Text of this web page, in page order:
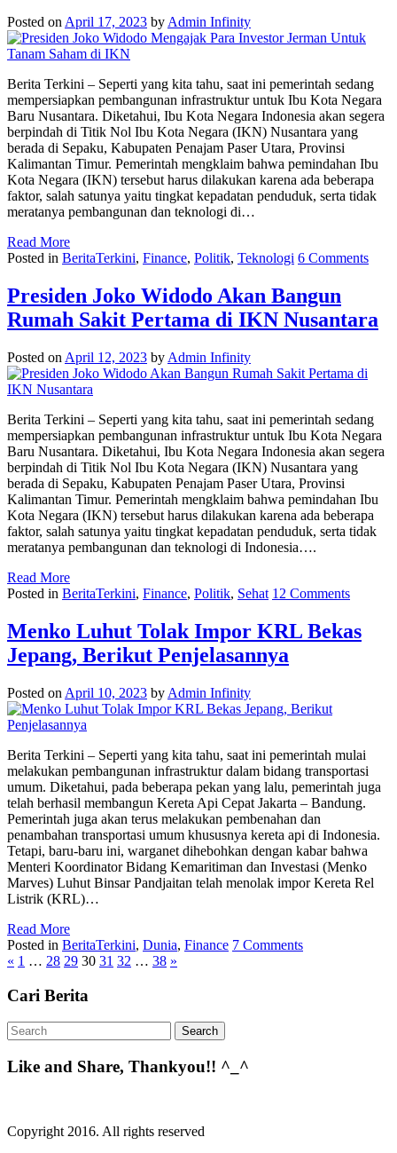
Posted onApril 17, 2023 byAdmin Infinity
Berita Terkini – Seperti yang kita tahu, saat ini pemerintah sedang
mempersiapkan pembangunan infrastruktur untuk Ibu Kota Negara
Baru Nusantara. Diketahui, Ibu Kota Negara Indonesia akan segera
berpindah di Titik Nol Ibu Kota Negara (IKN) Nusantara yang
berada di Sepaku, Kabupaten Penajam Paser Utara, Provinsi
Kalimantan Timur. Pemerintah mengklaim bahwa pemindahan Ibu
Kota Negara (IKN) tersebut harus dilakukan karena ada beberapa
faktor, salah satunya yaitu tingkat kepadatan penduduk, serta tidak
meratanya pembangunan dan teknologi di…
Read More
Posted in BeritaTerkini, Finance, Politik, Teknologi 6 Comments
Presiden Joko Widodo Akan Bangun
Rumah Sakit Pertama di IKN Nusantara
Posted on April 12, 2023 by Admin Infinity
Berita Terkini – Seperti yang kita tahu, saat ini pemerintah sedang
mempersiapkan pembangunan infrastruktur untuk Ibu Kota Negara
Baru Nusantara. Diketahui, Ibu Kota Negara Indonesia akan segera
berpindah di Titik Nol Ibu Kota Negara (IKN) Nusantara yang
berada di Sepaku, Kabupaten Penajam Paser Utara, Provinsi
Kalimantan Timur. Pemerintah mengklaim bahwa pemindahan Ibu
Kota Negara (IKN) tersebut harus dilakukan karena ada beberapa
faktor, salah satunya yaitu tingkat kepadatan penduduk, serta tidak
meratanya pembangunan dan teknologi di Indonesia….
Read More
Posted in BeritaTerkini, Finance, Politik, Sehat 12 Comments
Menko Luhut Tolak Impor KRL Bekas
Jepang, Berikut Penjelasannya
Posted on April 10, 2023 by Admin Infinity
Berita Terkini – Seperti yang kita tahu, saat ini pemerintah mulai
melakukan pembangunan infrastruktur dalam bidang transportasi
umum. Diketahui, pada beberapa pekan yang lalu, pemerintah juga
telah berhasil membangun Kereta Api Cepat Jakarta – Bandung.
Pemerintah juga akan terus melakukan pembenahan dan
penambahan transportasi umum khususnya kereta api di Indonesia.
Tetapi, baru-baru ini, warganet dihebohkan dengan kabar bahwa
Menteri Koordinator Bidang Kemaritiman dan Investasi (Menko
Marves) Luhut Binsar Pandjaitan telah menolak impor Kereta Rel
Listrik (KRL)…
Read More
Posted in BeritaTerkini, Dunia, Finance 7 Comments
« 1 … 28 29 30 31 32 … 38 »
Cari Berita
Like and Share, Thankyou!! ^_^
Copyright 2016. All rights reserved